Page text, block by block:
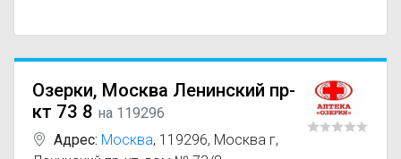
Озерки, Москва Ленинский пр-
кт 73 8 на 119296
Адрес: Москва, 119296, Москва г,